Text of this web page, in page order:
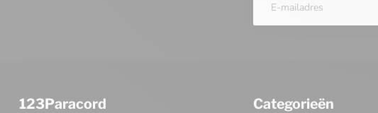
123Paracord Categorieën